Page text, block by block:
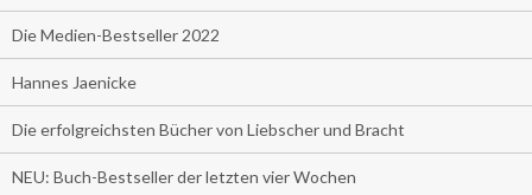
Die Medien-Bestseller 2022
Hannes Jaenicke
Die erfolgreichsten Bücher von Liebscher und Bracht
NEU: Buch-Bestseller der letzten vier Wochen